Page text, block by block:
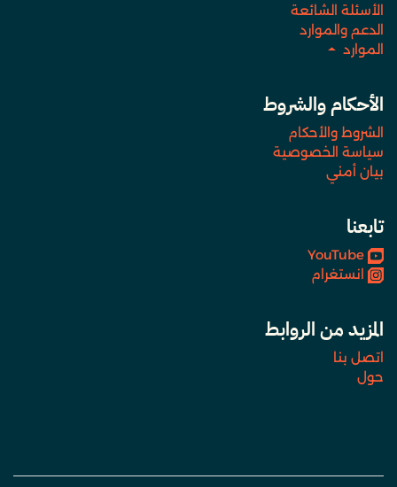
الأسئلة الشائعة
الدعم والموارد
الموارد
الأحكام والشروط
الشروط والأحكام
سياسة الخصوصية
بيان أمني
تابعنا
YouTube
انستغرام
المزيد من الروابط
اتصل بنا
حول